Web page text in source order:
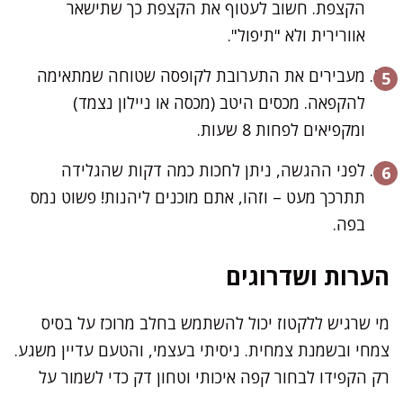
הקצפת. חשוב לעטוף את הקצפת כך שתישאר
אוורירית ולא "תיפול".
מעבירים את התערובת לקופסה שטוחה שמתאימה
להקפאה. מכסים היטב (מכסה או ניילון נצמד)
ומקפיאים לפחות 8 שעות.
לפני ההגשה, ניתן לחכות כמה דקות שהגלידה
תתרכך מעט – וזהו, אתם מוכנים ליהנות! פשוט נמס
בפה.
הערות ושדרוגים
מי שרגיש ללקטוז יכול להשתמש בחלב מרוכז על בסיס
צמחי ובשמנת צמחית. ניסיתי בעצמי, והטעם עדיין משגע.
רק הקפידו לבחור קפה איכותי וטחון דק כדי לשמור על